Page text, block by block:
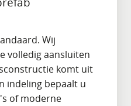
Wij
volledig aansluiten
komt uit
indeling bepaalt u
of moderne